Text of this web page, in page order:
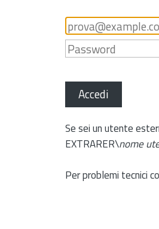
Accedi
Se sei un utente
EXTRARER\nome
Per problemi tecnici